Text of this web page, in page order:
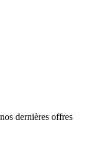
dernières offres